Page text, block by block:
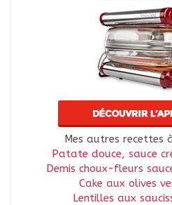
Mes autres recettes
Patate douce, sauce
Demis choux-fleurs
Cake aux olives
Lentilles aux